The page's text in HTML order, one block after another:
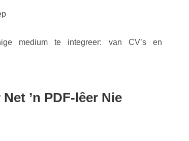
medium te integreer: van CV’s en
’n PDF-lêer Nie